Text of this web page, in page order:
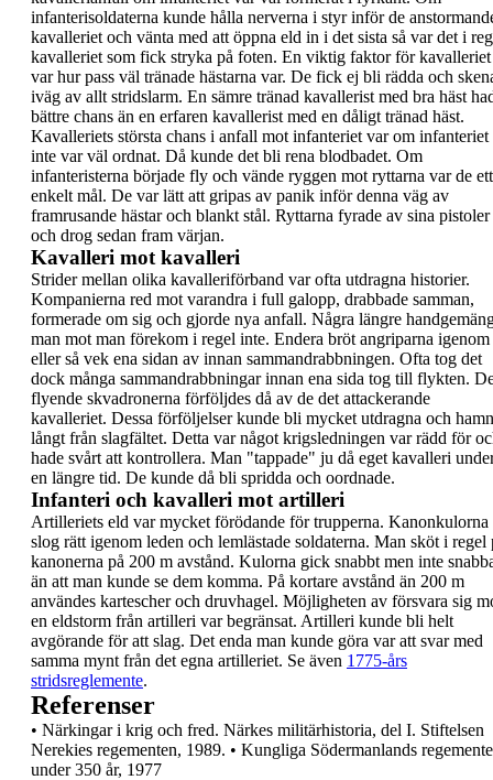
infanterisoldaterna kunde hålla nerverna i styr införde
kavalleriet och vänta med att öppna eld in i det sista så var det i
kavalleriet som fick stryka på foten. En viktig faktor förkavalleriet
var hur pass väl tränade hästarna var. De fick ej bli rädda och
iväg av allt stridslarm. En sämre tränad kavallerist med bra häst
bättre chans än en erfaren kavallerist med en dåligt tränad häst.
Kavalleriets största chans i anfall mot infanteriet var om infanteriet
inte var väl ordnat. Då kunde det bli rena blodbadet. Om
infanteristerna började fly och vände ryggen mot ryttarna var de ett
enkelt mål. De var lätt att gripas av panik inför denna väg av
framrusande hästar och blankt stål. Ryttarna fyrade av sina pistoler
och drog sedan fram värjan.
Kavalleri mot kavalleri
Strider mellan olika kavalleriförband var ofta utdragna historier.
Kompanierna red mot varandra i full galopp, drabbade samman,
formerade om sig och gjorde nya anfall. Några längre
man mot man förekom i regel inte. Endera bröt angriparna igenom
eller så vek ena sidan av innan sammandrabbningen. Ofta tog det
dock många sammandrabbningar innan ena sida tog till flykten.
flyende skvadronerna förföljdes då av de det attackerande
kavalleriet. Dessa förföljelser kunde bli mycket utdragna och
långt från slagfältet. Detta var något krigsledningen var rädd för
hade svårt att kontrollera. Man "tappade" ju då eget kavalleri
en längre tid. De kunde då bli spridda och oordnade.
Infanteri och kavalleri mot artilleri
Artilleriets eld var mycket förödande för trupperna. Kanonkulorna
slog rätt igenom leden och lemlästade soldaterna. Man sköt i regel
kanonerna på 200 m avstånd. Kulorna gick snabbt men inte
än att man kunde se dem komma. På kortare avstånd än 200 m
användes kartescheroch druvhagel. Möjligheten av försvara sig
en eldstorm från artilleri var begränsat. Artilleri kunde bli helt
avgörande för att slag. Det enda man kunde göra var att svar med
samma mynt från det egna artilleriet. Se även 1775-års
stridsreglemente.
Referenser
• Närkingar i krig och fred. Närkes militärhistoria, del I. Stiftelsen
Nerekies regementen, 1989. • Kungliga Södermanlands regemente
under 350 år, 1977